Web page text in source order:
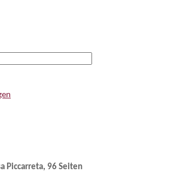
Piccarreta, 96 Seiten